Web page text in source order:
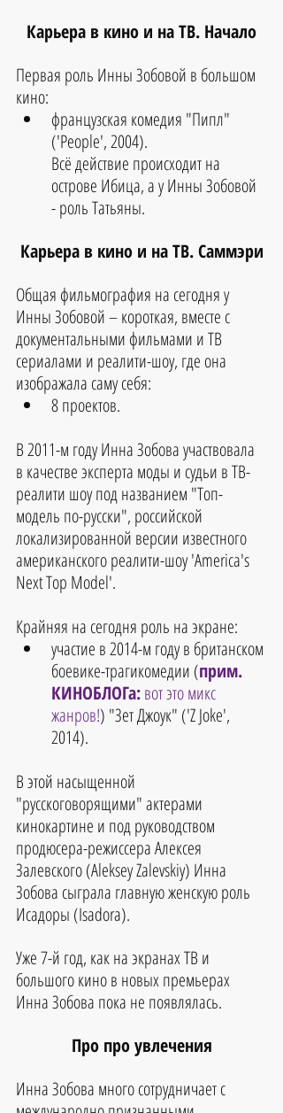
Карьера в кино и на ТВ. Начало
Первая роль Инны Зобовой в большом
кино:
французская комедия "Пипл"
('People', 2004).
Всё действие происходит на
острове Ибица, а у Инны Зобовой
- роль Татьяны.
Карьера в кино и на ТВ. Саммэри
Общая фильмография на сегодня у
Инны Зобовой – короткая, вместе с
документальными фильмами и ТВ
сериалами и реалити-шоу, где она
изображала саму себя:
8 проектов.
В 2011-м году Инна Зобова участвовала
в качестве эксперта моды и судьи в ТВ-
реалити шоу под названием "Топ-
модель по-русски", российской
локализированной версии известного
американского реалити-шоу 'America's
Next Top Model'.
Крайняя на сегодня роль на экране:
участие в 2014-м году в британском
боевике-трагикомедии (прим.
КИНОБЛОГа: вот это микс
жанров!) "Зет Джоук" ('Z Joke',
2014).
В этой насыщенной
"русскоговорящими" актерами
кинокартине и под руководством
продюсера-режиссера Алексея
Залевского (Aleksey Zalevskiy) Инна
Зобова сыграла главную женскую роль
Исадоры (Isadora).
Уже 7-й год, как на экранах ТВ и
большого кино в новых премьерах
Инна Зобова пока не появлялась.
Про про увлечения
Инна Зобова много сотрудничает с